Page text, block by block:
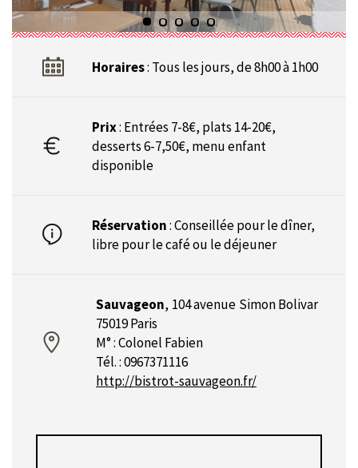
Horaires: Tous les jours, de 8h00 à 1h00
Prix: Entrées 7-8€, plats 14-20€,
desserts 6-7,50€, menu enfant
disponible
Réservation: Conseillée pour le dîner,
libre pour le café ou le déjeuner
Sauvageon, 104 avenue Simon Bolivar
75019 Paris
M° : Colonel Fabien
Tél. : 0967371116
http://bistrot-sauvageon.fr/